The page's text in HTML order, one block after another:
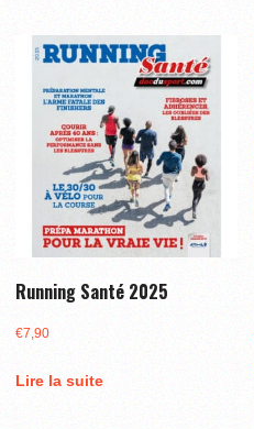
Running Santé 2025
€7,90
Lire la suite